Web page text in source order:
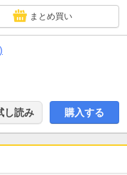
まとめ買い
読み 購入する